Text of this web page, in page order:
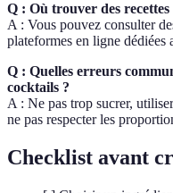
Q : Où trouver des
A : Vous pouvez consulter
plateformes en ligne dédiées
Q : Quelles erreurs
cocktails ?
A : Ne pas trop sucrer,
ne pas respecter les
Checklist avant